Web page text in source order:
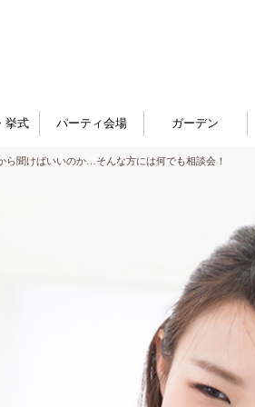
挙式 パーティ会場 ガーデン
ら聞けばいいのか…そんな方には何でも相談会！